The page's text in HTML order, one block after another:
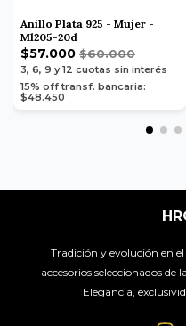
Anillo Plata 925 - Mujer -
Ml205-20d
$57.000 $60.000
3, 6, 9 y 12 cuotas sin interés
15% off transf. bancaria:
$48.450
Tradición y evolución en
accesorios seleccionados de
Elegancia,